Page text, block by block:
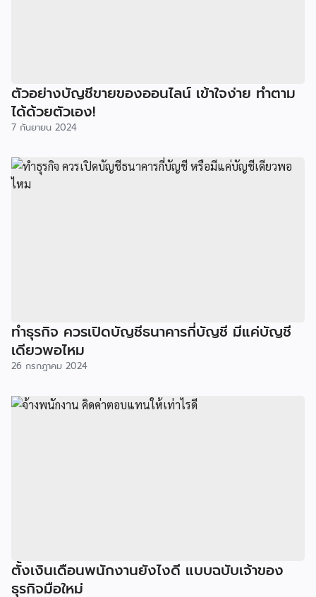
ตัวอย่างบัญชีขายของออนไลน์ เข้าใจง่าย ทำตาม
ได้ด้วยตัวเอง!
7 กันยายน 2024
ทำธุรกิจ ควรเปิดบัญชีธนาคารกี่บัญชี มีแค่บัญชี
เดียวพอไหม
26 กรกฎาคม 2024
ตั้งเงินเดือนพนักงานยังไงดี แบบฉบับเจ้าของ
ธุรกิจมือใหม่